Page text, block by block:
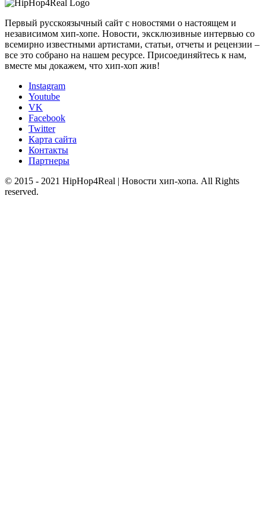
Первый русскоязычный сайт с новостями о настоящем и
независимом хип-хопе. Новости, эксклюзивные интервью со
всемирно известными артистами, статьи, отчеты и рецензии –
все это собрано на нашем ресурсе. Присоединяйтесь к нам,
вместе мы докажем, что хип-хоп жив!
Instagram
Youtube
VK
Facebook
Twitter
Карта сайта
Контакты
Партнеры
© 2015 - 2021 HipHop4Real | Новости хип-хопа. All Rights
reserved.